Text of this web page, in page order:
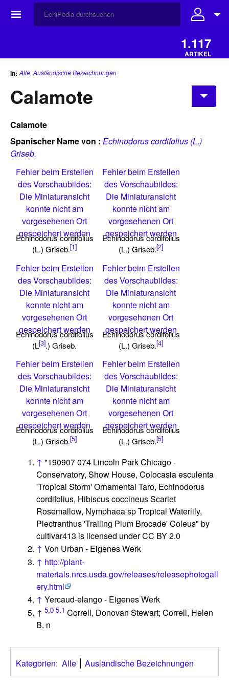
☰
1.117
ARTIKEL
in: Alle, Ausländische Bezeichnungen
Calamote
Calamote
Spanischer Name von : Echinodorus cordifolius (L.)
Griseb.
Fehler beim Erstellen
des Vorschaubildes:
Die Miniaturansicht
konnte nicht am
vorgesehenen Ort
gespeichert werden
Echinodorus cordifolius
(L.) Griseb.[1]
Fehler beim Erstellen
des Vorschaubildes:
Die Miniaturansicht
konnte nicht am
vorgesehenen Ort
gespeichert werden
Echinodorus cordifolius
(L.) Griseb.[2]
Fehler beim Erstellen
des Vorschaubildes:
Die Miniaturansicht
konnte nicht am
vorgesehenen Ort
gespeichert werden
Echinodorus cordifolius
(L[3].) Griseb.
Fehler beim Erstellen
des Vorschaubildes:
Die Miniaturansicht
konnte nicht am
vorgesehenen Ort
gespeichert werden
Echinodorus cordifolius
(L.) Griseb.[4]
Fehler beim Erstellen
des Vorschaubildes:
Die Miniaturansicht
konnte nicht am
vorgesehenen Ort
gespeichert werden
Echinodorus cordifolius
(L.) Griseb.[5]
Fehler beim Erstellen
des Vorschaubildes:
Die Miniaturansicht
konnte nicht am
vorgesehenen Ort
gespeichert werden
Echinodorus cordifolius
(L.) Griseb.[5]
↑ "190907 074 Lincoln Park Chicago -
Conservatory, Show House, Colocasia esculenta
'Tropical Storm' Ornamental Taro, Echinodorus
cordifolius, Hibiscus coccineus Scarlet
Rosemallow, Nymphaea sp Tropical Waterlily,
Plectranthus 'Trailing Plum Brocade' Coleus" by
cultivar413 is licensed under CC BY 2.0
↑ Von Urban - Eigenes Werk
↑ http://plant-
materials.nrcs.usda.gov/releases/releasephotogall
ery.html
↑ Yercaud-elango - Eigenes Werk
↑5,0 5,1 Correll, Donovan Stewart; Correll, Helen
B. n
Kategorien: Alle Ausländische Bezeichnungen